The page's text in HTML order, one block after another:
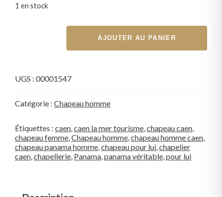
1 en stock
AJOUTER AU PANIER
UGS : 00001547
Catégorie : Chapeau homme
Étiquettes : caen caen la mer tourisme chapeau caen
chapeau femme Chapeau homme chapeau homme caen
chapeau panama homme chapeau pour lui chapelier
caen chapellerie Panama panama véritable pour lui